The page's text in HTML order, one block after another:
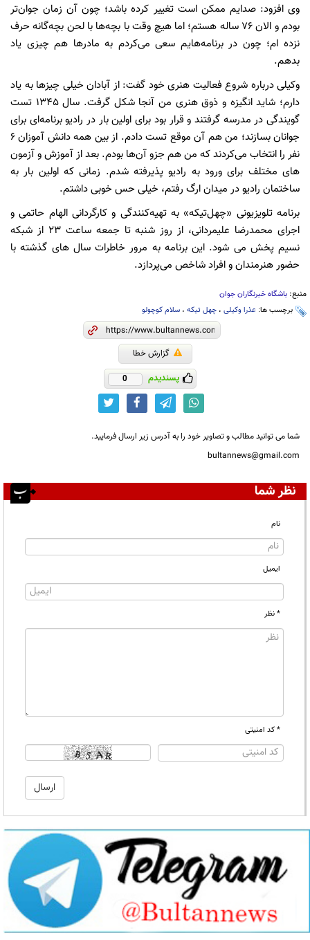
وی افزود: صدایم ممکن است تغییر کرده باشد؛ چون آن زمان جوان‌تر
بودم و الان ۷۶ ساله هستم؛ اما هیچ وقت با بچه‌ها با لحن بچه‌گانه حرف
نزده ام؛ چون در برنامه‌هایم سعی می‌کردم به مادر‌ها هم چیزی یاد
بدهم.
وکیلی درباره شروع فعالیت هنری خود گفت: از آبادان خیلی چیز‌ها به یاد
دارم؛ شاید انگیزه و ذوق هنری من آنجا شکل گرفت. سال ۱۳۴۵ تست
گویندگی در مدرسه گرفتند و قرار بود برای اولین بار در رادیو برنامه‌ای برای
جوانان بسازند؛ من هم آن موقع تست دادم. از بین همه دانش آموزان ۶
نفر را انتخاب می‌کردند که من هم جزو آن‌ها بودم. بعد از آموزش و آزمون
های مختلف برای ورود به رادیو پذیرفته شدم. زمانی که اولین بار به
ساختمان رادیو در میدان ارگ رفتم، خیلی حس خوبی داشتم.
برنامه تلویزیونی «چهل‌تیکه» به تهیه‌کنندگی و کارگردانی الهام حاتمی و
اجرای محمدرضا علیمردانی، از روز شنبه تا جمعه ساعت ۲۳ از شبکه
نسیم پخش می شود. این برنامه به مرور خاطرات سال های گذشته با
حضور هنرمندان و افراد شاخص می‌پردازد.
منبع: باشگاه خبرنگاران جوان
برچسب ها: عذرا وکیلی ، چهل تیکه ، سلام کوچولو
گزارش خطا
پسندیدم 0
شما می توانید مطالب و تصاویر خود را به آدرس زیر ارسال فرمایید.
bultannews@gmail.com
نظر شما
نام
ایمیل
* نظر
* کد امنیتی